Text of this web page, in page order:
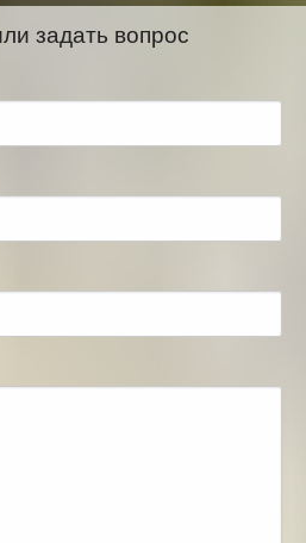
задать вопрос